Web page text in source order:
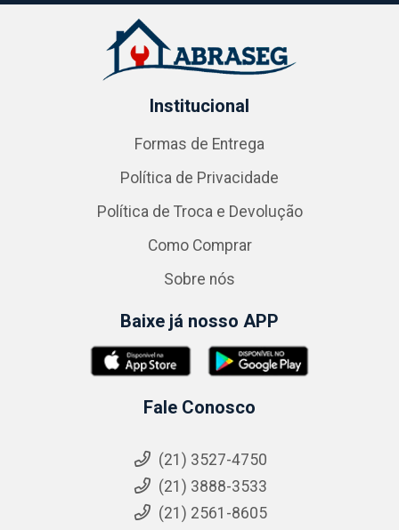
Institucional
Formas de Entrega
Política de Privacidade
Política de Troca e Devolução
Como Comprar
Sobre nós
Baixe já nosso APP
Fale Conosco
(21) 3527-4750
(21) 3888-3533
(21) 2561-8605